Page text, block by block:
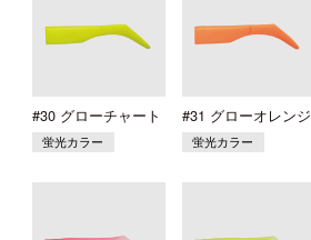
#30 グローチャート
蛍光カラー
#31 グローオレンジ
蛍光カラー